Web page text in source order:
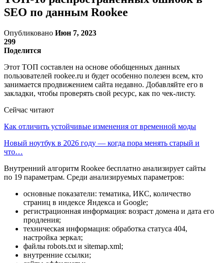
SEO по данным Rookee
Опубликовано Июн 7, 2023
299
Поделится
Этот ТОП составлен на основе обобщенных данных
пользователей rookee.ru и будет особенно полезен всем, кто
занимается продвижением сайта недавно. Добавляйте его в
закладки, чтобы проверять свой ресурс, как по чек-листу.
Сейчас читают
Как отличить устойчивые изменения от временной моды
Новый ноутбук в 2026 году — когда пора менять старый и
что…
Внутренний алгоритм Rookee бесплатно анализирует сайты
по 19 параметрам. Среди анализируемых параметров:
основные показатели: тематика, ИКС, количество
страниц в индексе Яндекса и Google;
регистрационная информация: возраст домена и дата его
продления;
техническая информация: обработка статуса 404,
настройка зеркал;
файлы robots.txt и sitemap.xml;
внутренние ссылки;